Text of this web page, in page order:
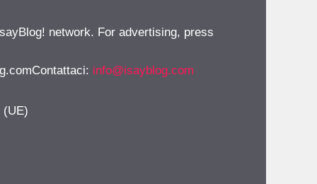
network. For advertising, press
: info@isayblog.com
(UE)